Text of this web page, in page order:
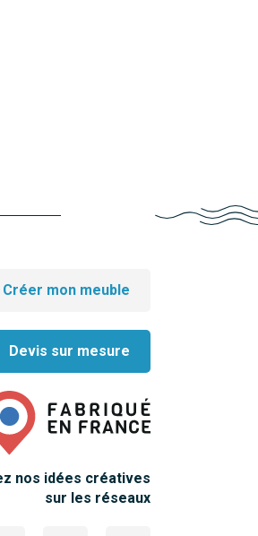
Créer mon meuble
Devis sur mesure
nos idées créatives
sur les réseaux